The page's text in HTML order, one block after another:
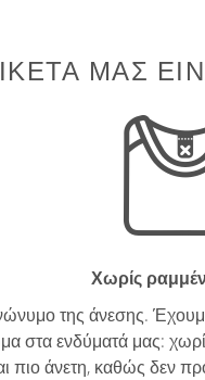
ΜΑΣ
Χωρίς
της άνεσης.
στα ενδύματά μας:
πιο άνετη, καθώς δεν